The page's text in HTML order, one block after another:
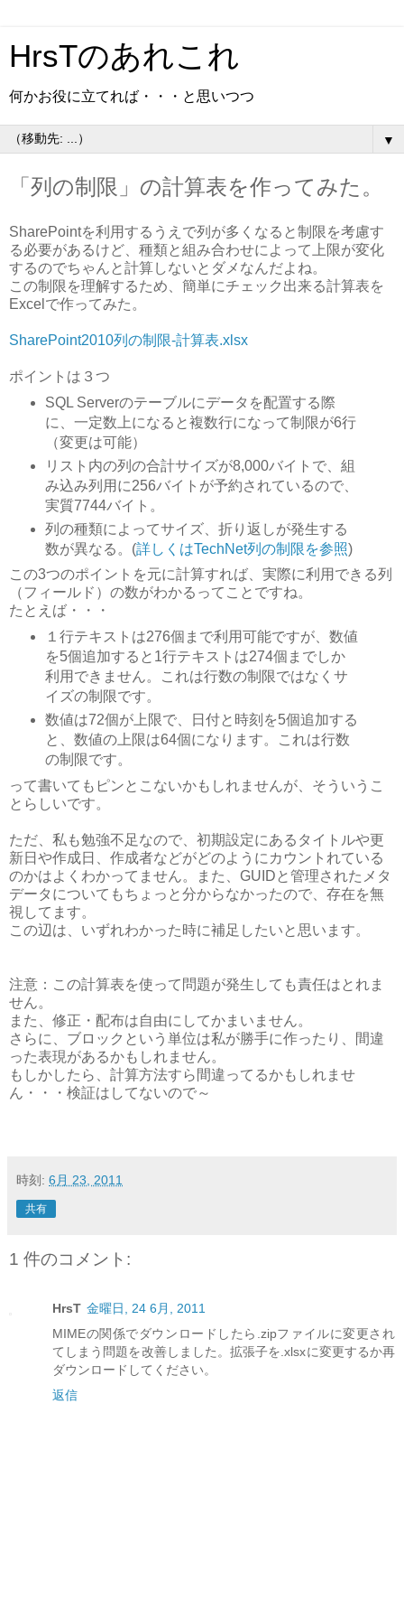
HrsTのあれこれ
何かお役に立てれば・・・と思いつつ
▼
「列の制限」の計算表を作ってみた。
SharePointを利用するうえで列が多くなると制限を考慮す
る必要があるけど、種類と組み合わせによって上限が変化
するのでちゃんと計算しないとダメなんだよね。
この制限を理解するため、簡単にチェック出来る計算表を
Excelで作ってみた。
SharePoint2010列の制限-計算表.xlsx
ポイントは３つ
SQL Serverのテーブルにデータを配置する際
に、一定数上になると複数行になって制限が6行
（変更は可能）
リスト内の列の合計サイズが8,000バイトで、組
み込み列用に256バイトが予約されているので、
実質7744バイト。
列の種類によってサイズ、折り返しが発生する
数が異なる。(詳しくはTechNet列の制限を参照)
この3つのポイントを元に計算すれば、実際に利用できる列
（フィールド）の数がわかるってことですね。
たとえば・・・
１行テキストは276個まで利用可能ですが、数値
を5個追加すると1行テキストは274個までしか
利用できません。これは行数の制限ではなくサ
イズの制限です。
数値は72個が上限で、日付と時刻を5個追加する
と、数値の上限は64個になります。これは行数
の制限です。
って書いてもピンとこないかもしれませんが、そういうこ
とらしいです。
ただ、私も勉強不足なので、初期設定にあるタイトルや更
新日や作成日、作成者などがどのようにカウントれている
のかはよくわかってません。また、GUIDと管理されたメタ
データについてもちょっと分からなかったので、存在を無
視してます。
この辺は、いずれわかった時に補足したいと思います。
注意：この計算表を使って問題が発生しても責任はとれま
せん。
また、修正・配布は自由にしてかまいません。
さらに、ブロックという単位は私が勝手に作ったり、間違
った表現があるかもしれません。
もしかしたら、計算方法すら間違ってるかもしれませ
ん・・・検証はしてないので～
時刻: 6月 23, 2011
共有
1 件のコメント:
HrsT 金曜日, 24 6月, 2011
MIMEの関係でダウンロードしたら.zipファイルに変更され
てしまう問題を改善しました。拡張子を.xlsxに変更するか再
ダウンロードしてください。
返信